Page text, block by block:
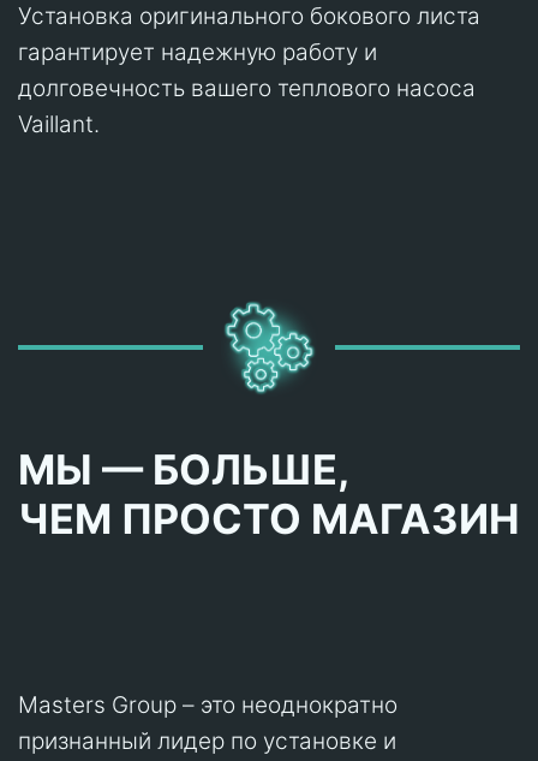
Установка оригинального бокового листа
гарантирует надежную работу и
долговечность вашего теплового насоса
Vaillant.
МЫ — БОЛЬШЕ,
ЧЕМ ПРОСТО МАГАЗИН
Masters Group – это неоднократно
признанный лидер по установке и